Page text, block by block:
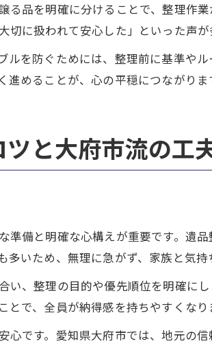
品を明確に分けることで、整理作
に扱われて安心した」といった声が
を防ぐためには、整理前に基準や
めることが、心の平穏につながりま
と大府市流の工
備と明確な心構えが重要です。遺
いため、無理に急がず、家族と気持
、整理の目的や優先順位を明確に
で、全員が納得感を持ちやすくなり
心です。愛知県大府市では、地元の